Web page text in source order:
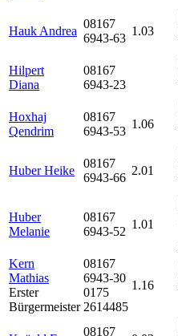
Hauk Andrea
08167
6943-63
1.03
Hilpert
Diana
08167
6943-23
Hoxhaj
Qendrim
08167
6943-53
1.06
Huber Heike
08167
6943-66
2.01
Huber
Melanie
08167
6943-52
1.01
Kern
Mathias
Erster
Bürgermeister
08167
6943-30
0175
2614485
1.16
08167